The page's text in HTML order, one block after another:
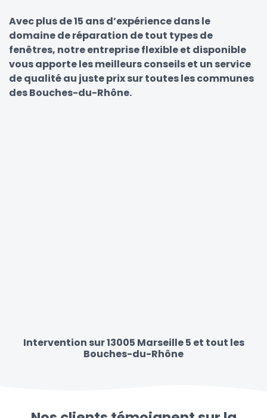
Avec plus de 15 ans d’expérience dans le
domaine de réparation de tout types de
fenêtres, notre entreprise flexible et disponible
vous apporte les meilleurs conseils et un service
de qualité au juste prix sur toutes les communes
des Bouches-du-Rhône.
Intervention sur 13005 Marseille 5 et tout les
Bouches-du-Rhône